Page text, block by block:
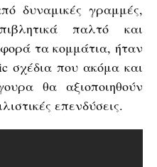
δυναμικές γραμμές,
παλτό και
τα κομμάτια, ήταν
σχέδια που ακόμα και
θα αξιοποιηθούν
επενδύσεις.